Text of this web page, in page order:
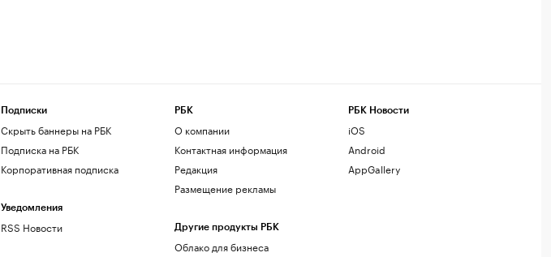
Подписки
Скрыть баннеры на РБК
Подписка на РБК
Корпоративная подписка
Уведомления
RSS Новости
РБК
О компании
Контактная информация
Редакция
Размещение рекламы
Другие продукты РБК
Облако для бизнеса
РБК Новости
iOS
Android
AppGallery